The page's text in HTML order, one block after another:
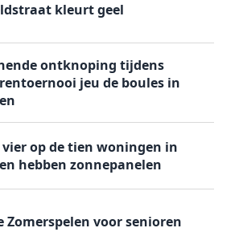
kleurt geel
ontknoping tijdens
jeu de boules in
op de tien woningen in
hebben zonnepanelen
Zomerspelen voor senioren